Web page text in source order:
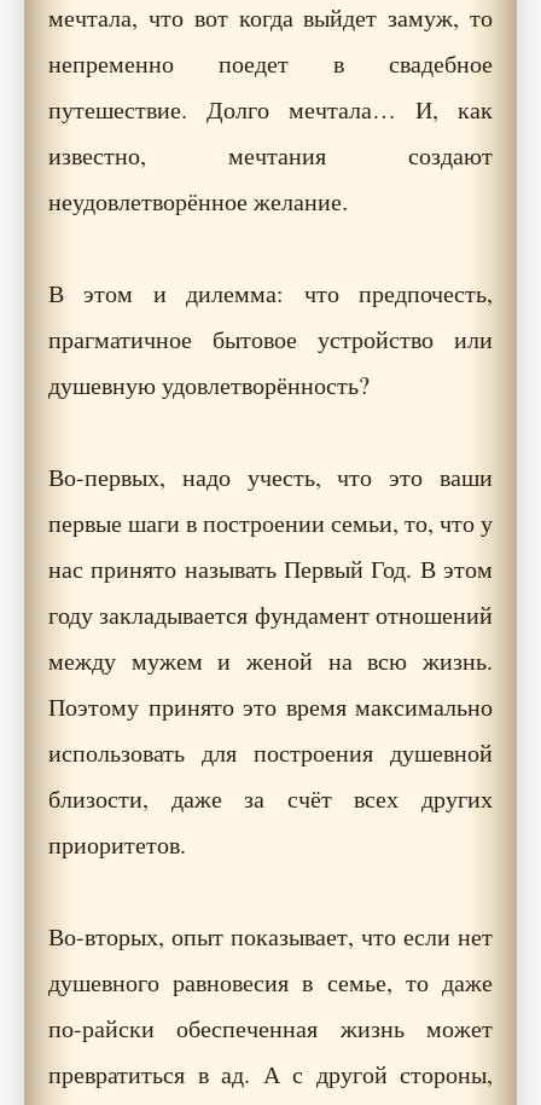
мечтала, что вот когда выйдет замуж, то
непременно поедет в свадебное
путешествие. Долго мечтала… И, как
известно, мечтания создают
неудовлетворённое желание.
В этом и дилемма: что предпочесть,
прагматичное бытовое устройство или
душевную удовлетворённость?
Во-первых, надо учесть, что это ваши
первые шаги в построении семьи, то, что у
нас принято называть Первый Год. В этом
году закладывается фундамент отношений
между мужем и женой на всю жизнь.
Поэтому принято это время максимально
использовать для построения душевной
близости, даже за счёт всех других
приоритетов.
Во-вторых, опыт показывает, что если нет
душевного равновесия в семье, то даже
по-райски обеспеченная жизнь может
превратиться в ад. А с другой стороны,